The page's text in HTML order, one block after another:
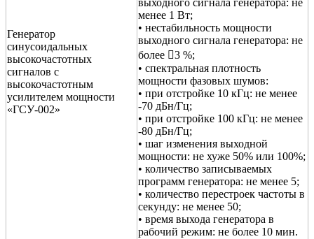
Генератор
синусоидальных
высокочастотных
сигналов с
высокочастотным
усилителем мощности
«ГСУ-002»
менее 1 Вт;
• нестабильность мощности
выходного сигнала генератора: не
более 3 %;
• спектральная плотность
мощности фазовых шумов:
• при отстройке 10 кГц: не менее
-70 дБн/Гц;
• при отстройке 100 кГц: не менее
-80 дБн/Гц;
• шаг изменения выходной
мощности: не хуже 50% или 100%;
• количество записываемых
программ генератора: не менее 5;
• количество перестроек частоты в
секунду: не менее 50;
• время выхода генератора в
рабочий режим: не более 10 мин.